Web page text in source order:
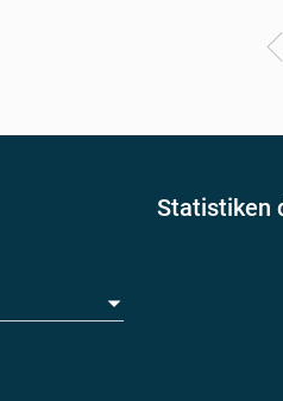
Statistiken